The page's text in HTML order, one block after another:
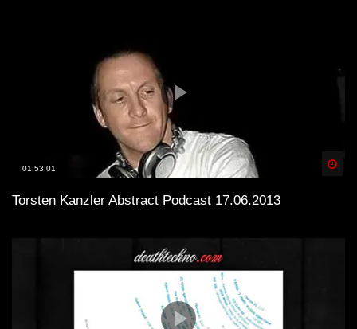
01:53:01
Torsten Kanzler Abstract Podcast 17.06.2013